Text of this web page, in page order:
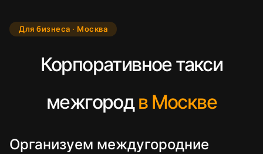
Для бизнеса · Москва
Корпоративное такси
межгородв Москве
Организуем междугородние